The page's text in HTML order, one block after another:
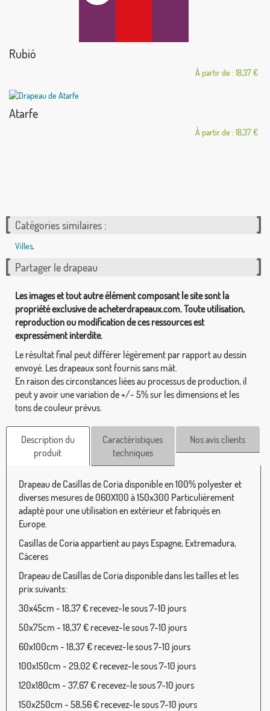
Rubió
À partir de : 18,37 €
Atarfe
À partir de : 18,37 €
Catégories similaires :
Villes,
Partager le drapeau
Les images et tout autre élément composant le site sont la
propriété exclusive de acheterdrapeaux.com. Toute utilisation,
reproduction ou modification de ces ressources est
expressément interdite.
Le résultat final peut différer légèrement par rapport au dessin
envoyé. Les drapeaux sont fournis sans mât.
En raison des circonstances liées au processus de production, il
peut y avoir une variation de +/- 5% sur les dimensions et les
tons de couleur prévus.
Description du
produit
Caractéristiques
techniques
Nos avis clients
Drapeau de Casillas de Coria disponible en 100% polyester et
diverses mesures de 060X100 à 150x300 Particulièrement
adapté pour une utilisation en extérieur et fabriqués en
Europe.
Casillas de Coria appartient au pays Espagne, Extremadura,
Cáceres
Drapeau de Casillas de Coria disponible dans les tailles et les
prix suivants:
30x45cm - 18,37 € recevez-le sous 7-10 jours
50x75cm - 18,37 € recevez-le sous 7-10 jours
60x100cm - 18,37 € recevez-le sous 7-10 jours
100x150cm - 29,02 € recevez-le sous 7-10 jours
120x180cm - 37,67 € recevez-le sous 7-10 jours
150x250cm - 58,56 € recevez-le sous 7-10 jours